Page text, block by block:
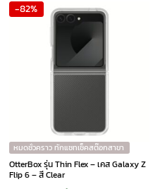
through
product
chosen
on
the
-82%
หมดชั่วคราว ทักแชทเช็คสต๊อกสาขา
OtterBox รุ่น Thin Flex – เคส Galaxy Z
Flip 6 – สี Clear